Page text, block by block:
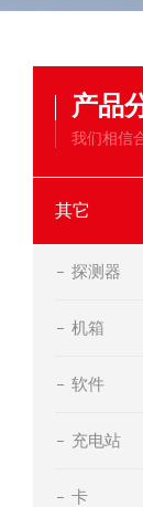
产品
我们相信
其它
探测器
机箱
软件
充电站
卡